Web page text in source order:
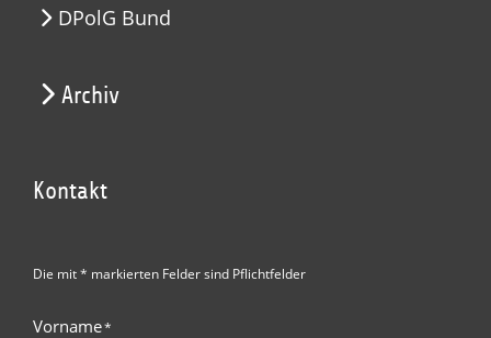
DPolG Bund
Archiv
Kontakt
Die mit * markierten Felder sind Pflichtfelder
Vorname*